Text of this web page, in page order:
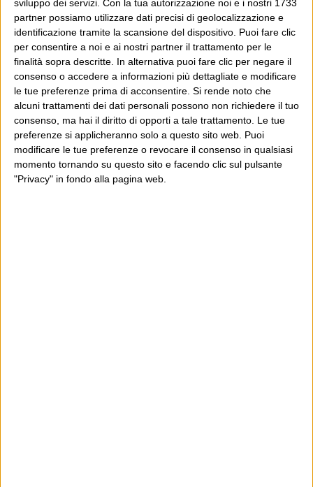
sviluppo dei servizi. Con la tua autorizzazione noi e i nostri 1733
partner possiamo utilizzare dati precisi di geolocalizzazione e
identificazione tramite la scansione del dispositivo. Puoi fare clic
per consentire a noi e ai nostri partner il trattamento per le
finalità sopra descritte. In alternativa puoi fare clic per negare il
consenso o accedere a informazioni più dettagliate e modificare
le tue preferenze prima di acconsentire. Si rende noto che
alcuni trattamenti dei dati personali possono non richiedere il tuo
consenso, ma hai il diritto di opporti a tale trattamento. Le tue
preferenze si applicheranno solo a questo sito web. Puoi
modificare le tue preferenze o revocare il consenso in qualsiasi
momento tornando su questo sito e facendo clic sul pulsante
"Privacy" in fondo alla pagina web.
H2Odio
POST SUCCESSIVO
“Carlo, digli di no”
E per i regali di Natale